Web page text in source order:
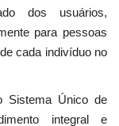
dos usuários,
para pessoas
cada indivíduo no
Sistema Único de
integral e